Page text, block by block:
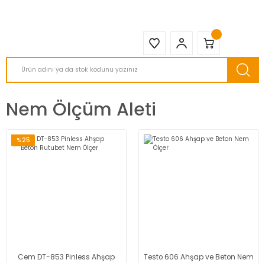
Nem Ölçüm Aleti
%25
Cem DT-853 Pinless Ahşap
Testo 606 Ahşap ve Beton Nem